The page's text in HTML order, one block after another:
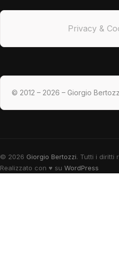
Privacy &
© 2012 – 2026 – Giorgio
© 2026 Giorgio Bertozzi. Tutti i diritti
Realizzato con ♥ su WordPress